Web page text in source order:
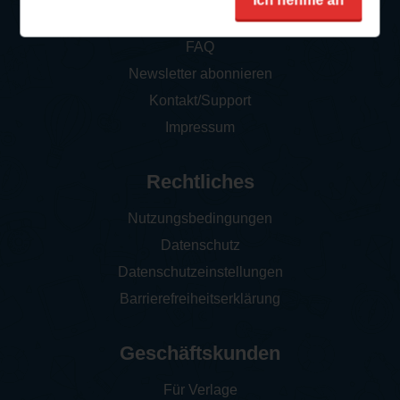
So funktioniert‘s
FAQ
Newsletter abonnieren
Kontakt/Support
Impressum
Rechtliches
Nutzungsbedingungen
Datenschutz
Datenschutzeinstellungen
Barrierefreiheitserklärung
Geschäftskunden
Für Verlage